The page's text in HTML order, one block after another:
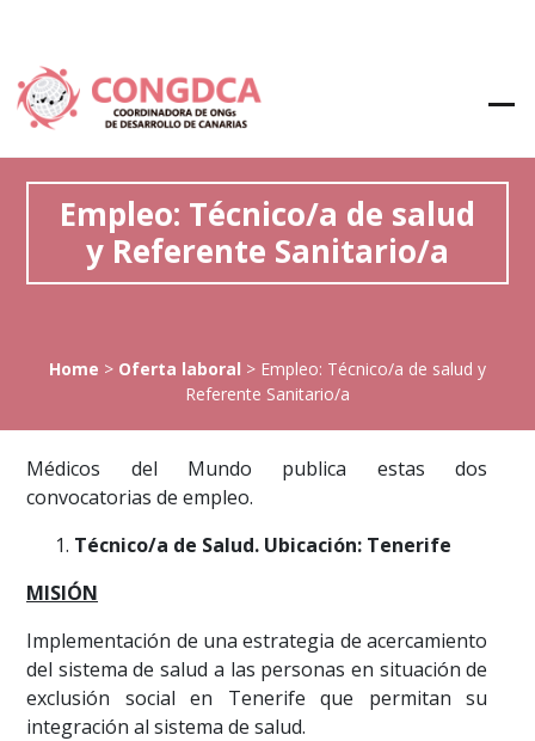
Empleo: Técnico/a de salud
y Referente Sanitario/a
Home > Oferta laboral > Empleo: Técnico/a de salud y
Referente Sanitario/a
Médicos del Mundo publica estas dos
convocatorias de empleo.
Técnico/a de Salud. Ubicación: Tenerife
MISIÓN
Implementación de una estrategia de acercamiento
del sistema de salud a las personas en situación de
exclusión social en Tenerife que permitan su
integración al sistema de salud.